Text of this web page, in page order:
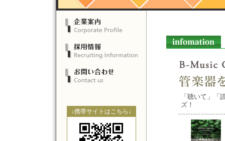
↓携帯サイトはこちら↓
「聴いて」「
ズ！